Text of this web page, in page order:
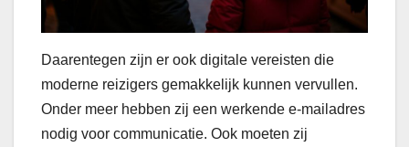
Daarentegen zijn er ook digitale vereisten die
moderne reizigers gemakkelijk kunnen vervullen.
Onder meer hebben zij een werkende e-mailadres
nodig voor communicatie. Ook moeten zij